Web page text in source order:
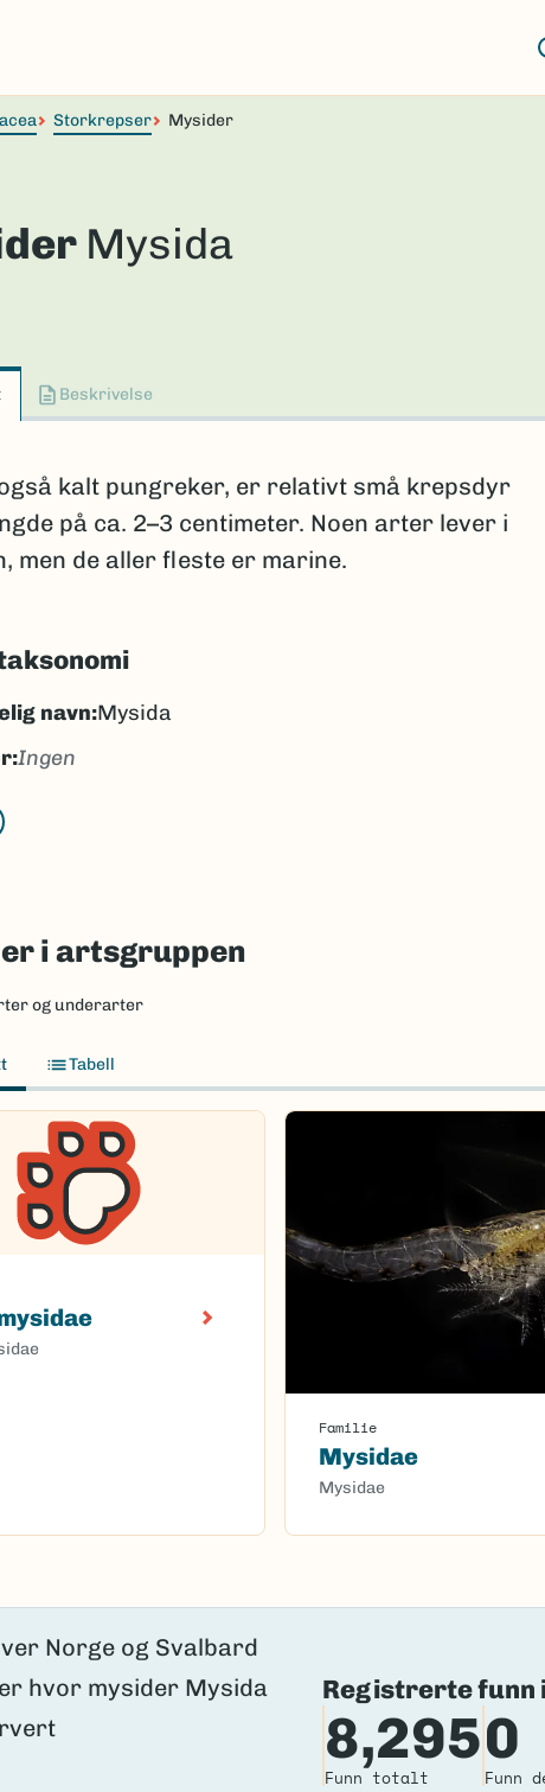
Storkrepser Mysider
Mysida
Beskrivelse
kalt pungreker, er relativt små krepsdyr
på ca. 2–3 centimeter. Noen arter lever i
men de aller fleste er marine.
navn:Mysida
Ingen
navn ID:
130
for flere detaljer
i artsgruppen
og underarter
Tabell
Familie
Mysidae
Mysidae
Registrerte funn
8,295
Funn totalt
0
Funn